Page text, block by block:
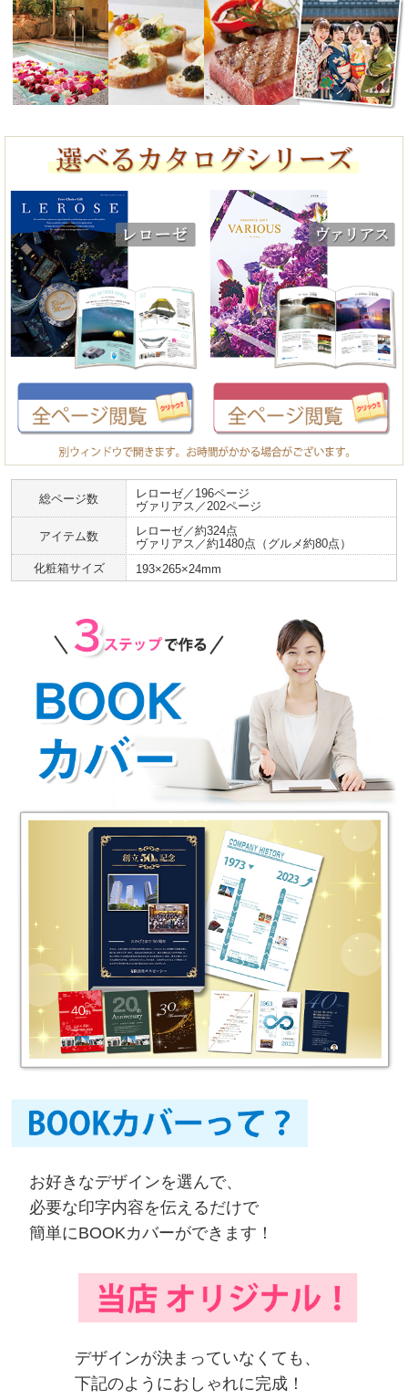
総ページ数
レローゼ／196ページ
ヴァリアス／202ページ
アイテム数
レローゼ／約324点
ヴァリアス／約1480点（グルメ約80点）
化粧箱サイズ
193×265×24mm
お好きなデザインを選んで、
必要な印字内容を伝えるだけで
簡単にBOOKカバーができます！
デザインが決まっていなくても、
下記のようにおしゃれに完成！